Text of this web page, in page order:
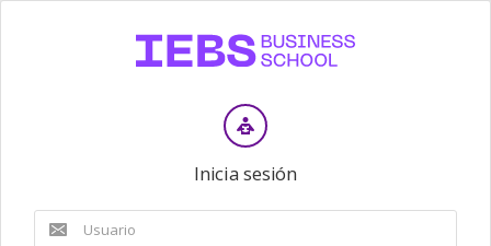
Inicia sesión